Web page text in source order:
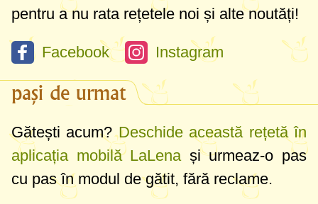
pentru a nu rata rețetele noi și alte noutăți!
Facebook Instagram
pași de urmat
Gătești acum?Deschide această rețetă în
aplicația mobilă LaLena și urmeaz-o pas
cu pas în modul de gătit, fără reclame.